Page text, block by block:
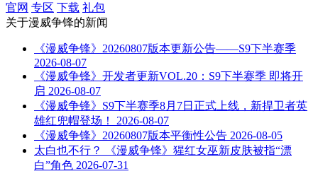
官网 专区 下载 礼包
关于漫威争锋的新闻
《漫威争锋》20260807版本更新公告——S9下半赛季
2026-08-07
《漫威争锋》开发者更新VOL.20：S9下半赛季 即将开
启 2026-08-07
《漫威争锋》S9下半赛季8月7日正式上线，新捍卫者英
雄红兜帽登场！
2026-08-07
《漫威争锋》20260807版本平衡性公告 2026-08-05
太白也不行？ 《漫威争锋》猩红女巫新皮肤被指“漂
白”角色 2026-07-31